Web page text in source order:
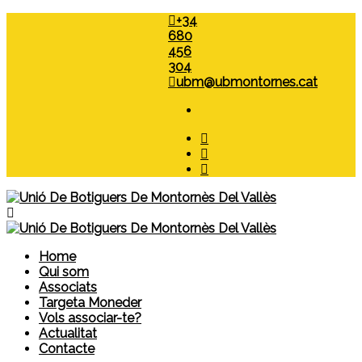
+34
680
456
304
ubm@ubmontornes.cat
Home
Qui som
Associats
Targeta Moneder
Vols associar-te?
Actualitat
Contacte